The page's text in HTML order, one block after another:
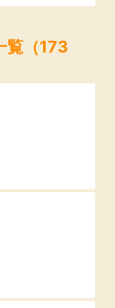
覧（173